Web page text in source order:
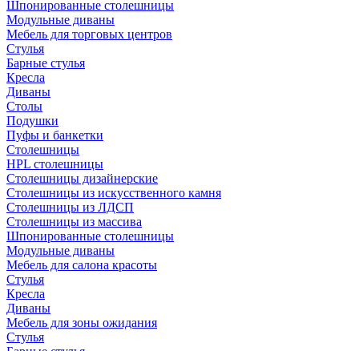
Шпонированные столешницы
Модульные диваны
Мебель для торговых центров
Стулья
Барные стулья
Кресла
Диваны
Столы
Подушки
Пуфы и банкетки
Столешницы
HPL столешницы
Столешницы дизайнерские
Столешницы из искусственного камня
Столешницы из ЛДСП
Столешницы из массива
Шпонированные столешницы
Модульные диваны
Мебель для салона красоты
Стулья
Кресла
Диваны
Мебель для зоны ожидания
Стулья